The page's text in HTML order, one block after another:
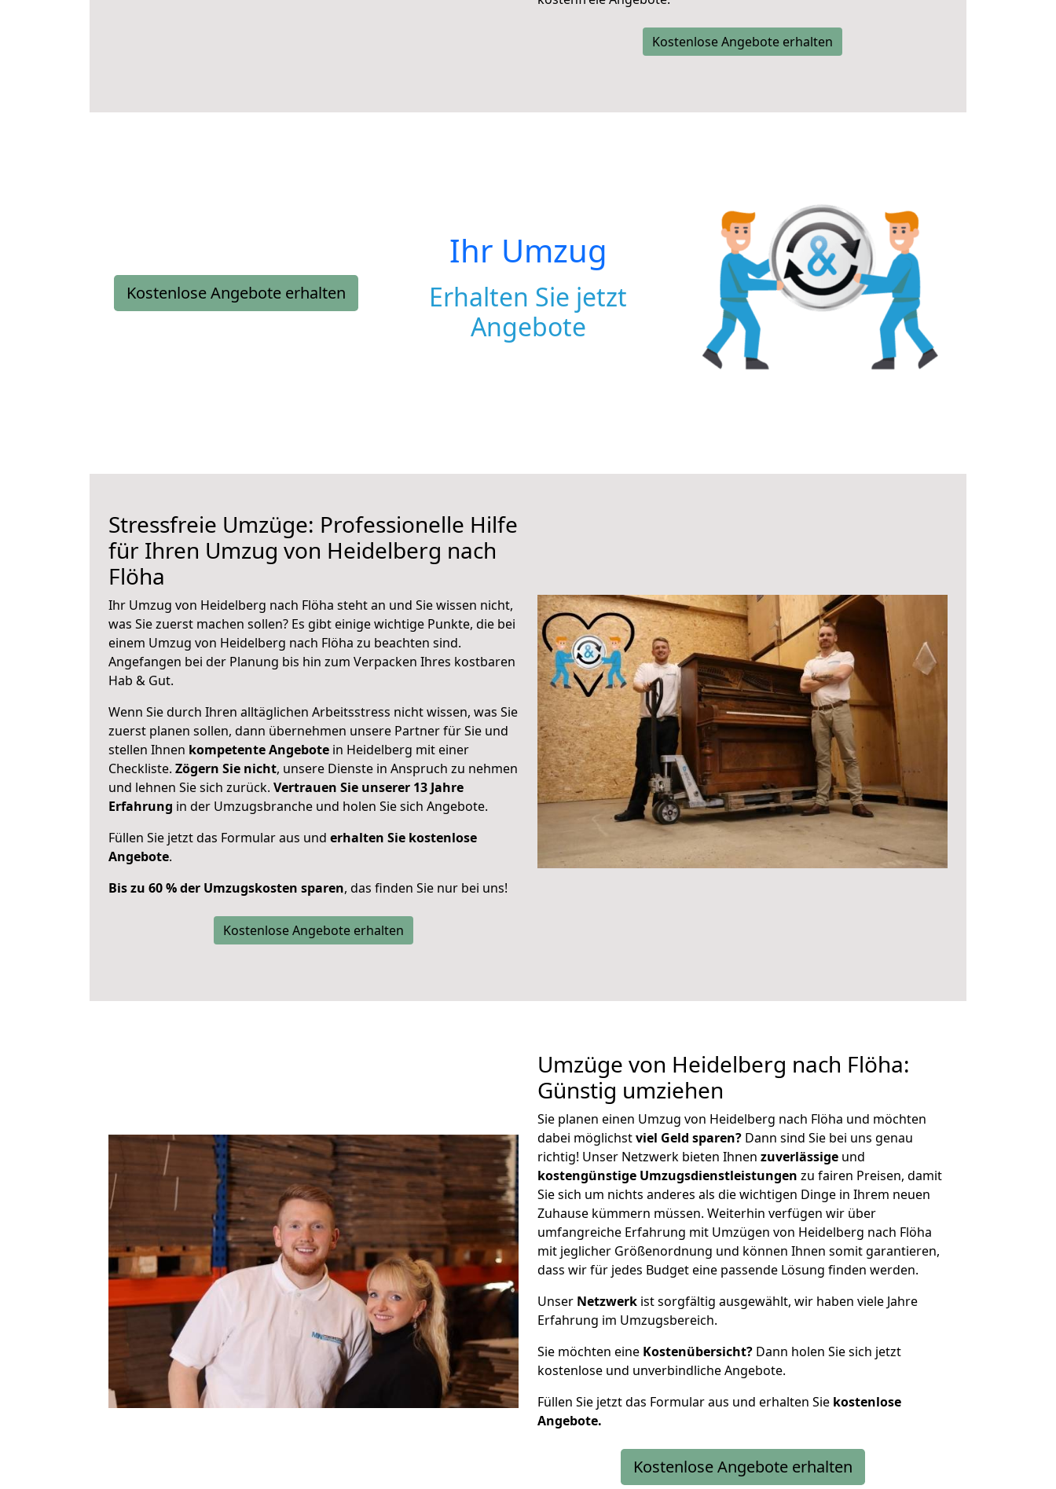
Kostenlose Angebote erhalten
Kostenlose Angebote erhalten
Ihr Umzug
Erhalten Sie jetzt
Angebote
Stressfreie Umzüge: Professionelle Hilfe
für Ihren Umzug von Heidelberg nach
Flöha
Ihr Umzug von Heidelberg nach Flöha steht an und Sie wissen nicht,
was Sie zuerst machen sollen? Es gibt einige wichtige Punkte, die bei
einem Umzug von Heidelberg nach Flöha zu beachten sind.
Angefangen bei der Planung bis hin zum Verpacken Ihres kostbaren
Hab & Gut.
Wenn Sie durch Ihren alltäglichen Arbeitsstress nicht wissen, was Sie
zuerst planen sollen, dann übernehmen unsere Partner für Sie und
stellen Ihnen kompetente Angebote in Heidelberg mit einer
Checkliste. Zögern Sie nicht, unsere Dienste in Anspruch zu nehmen
und lehnen Sie sich zurück. Vertrauen Sie unserer 13 Jahre
Erfahrung in der Umzugsbranche und holen Sie sich Angebote.
Füllen Sie jetzt das Formular aus und erhalten Sie kostenlose
Angebote.
Bis zu 60 % der Umzugskosten sparen, das finden Sie nur bei uns!
Kostenlose Angebote erhalten
Umzüge von Heidelberg nach Flöha:
Günstig umziehen
Sie planen einen Umzug von Heidelberg nach Flöha und möchten
dabei möglichstviel Geld sparen? Dann sind Sie bei uns genau
richtig! Unser Netzwerk bieten Ihnen zuverlässige und
kostengünstige Umzugsdienstleistungen zu fairen Preisen, damit
Sie sich um nichts anderes als die wichtigen Dinge in Ihrem neuen
Zuhause kümmern müssen. Weiterhin verfügen wir über
umfangreiche Erfahrung mit Umzügen von Heidelberg nach Flöha
mit jeglicher Größenordnung und können Ihnen somit garantieren,
dass wir für jedes Budget eine passende Lösung finden werden.
Unser Netzwerk ist sorgfältig ausgewählt, wir haben viele Jahre
Erfahrung im Umzugsbereich.
Sie möchten eine Kostenübersicht? Dann holen Sie sich jetzt
kostenlose und unverbindliche Angebote.
Füllen Sie jetzt das Formular aus und erhalten Sie kostenlose
Angebote.
Kostenlose Angebote erhalten